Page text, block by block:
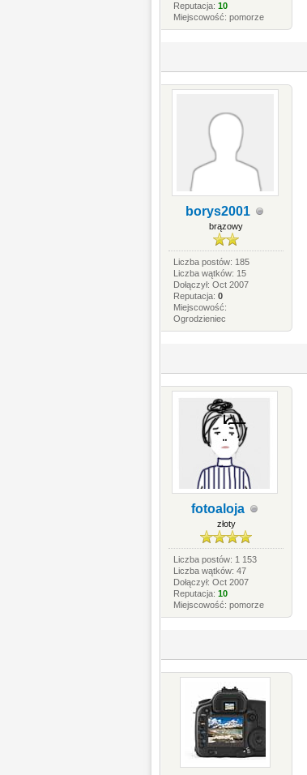
Reputacja:10
Miejscowość: pomorze
borys2001
brązowy
Liczba postów: 185
Liczba wątków: 15
Dołączył: Oct 2007
Reputacja:0
Miejscowość:
Ogrodzieniec
fotoaloja
złoty
Liczba postów: 1 153
Liczba wątków: 47
Dołączył: Oct 2007
Reputacja:10
Miejscowość: pomorze